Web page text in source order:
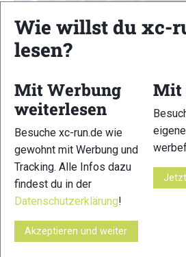
Athleten Porträt: Katharina
Christian Mayer-1. März 2024
Wie willst du xc-
lesen?
Mit Werbung
weiterlesen
Besuche xc-run.de wie
gewohnt mit Werbung und
Tracking. Alle Infos dazu
findest du in der
Datenschutzerklärung!
Akzeptieren und weiter
Mit